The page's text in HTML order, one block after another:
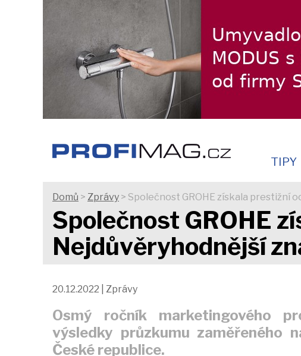
TIPY
Domů > Zprávy > Společnost GROHE získala prestižní
Společnost GROHE
Nejdůvěryhodnější
20.12.2022 | Zprávy
Osmý ročník marketingového
výsledky průzkumu zaměřeného
České republice.